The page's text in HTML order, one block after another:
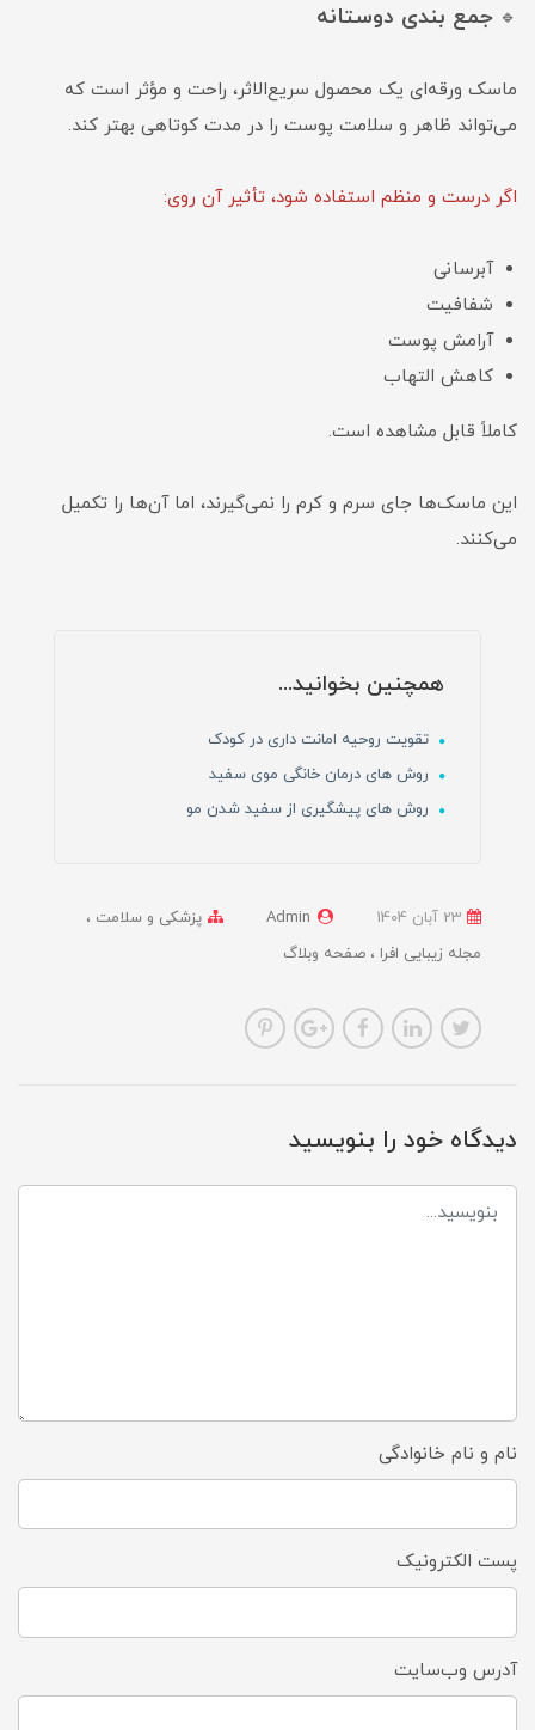
🔹 جمع بندی دوستانه
ماسک ورقه‌ای یک محصول سریع‌الاثر، راحت و مؤثر است که
می‌تواند ظاهر و سلامت پوست را در مدت کوتاهی بهتر کند.
اگر درست و منظم استفاده شود، تأثیر آن روی:
آبرسانی
شفافیت
آرامش پوست
کاهش التهاب
کاملاً قابل مشاهده است.
این ماسک‌ها جای سرم و کرم را نمی‌گیرند، اما آن‌ها را تکمیل
می‌کنند.
همچنین بخوانید...
تقویت روحیه امانت داری در کودک
روش های درمان خانگی موی سفید
روش های پیشگیری از سفید شدن مو
Admin
پزشکی و سلامت
مجله زیبایی افرا
صفحه وبلاگ
دیدگاه خود را بنویسید
نام و نام خانوادگی
پست الکترونیک
آدرس وب‌سایت